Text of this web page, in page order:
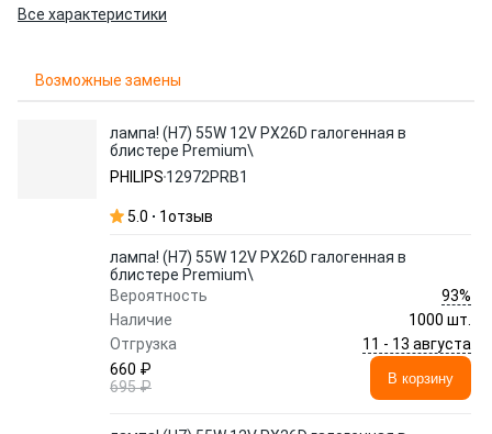
Все характеристики
Возможные замены
лампа! (H7) 55W 12V PX26D галогенная в
блистере Premium\
PHILIPS 12972PRB1
5.0 1отзыв
лампа! (H7) 55W 12V PX26D галогенная в
блистере Premium\
Вероятность
93%
Наличие
1000 шт.
Отгрузка
11 - 13 августа
660 ₽
695 ₽
В корзину